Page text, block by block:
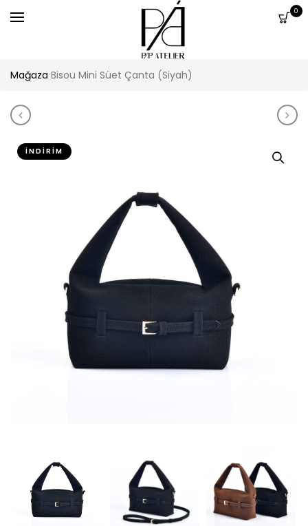
0
Mağaza Bisou Mini Süet Çanta (Siyah)
Product navigation
Bisou Mini Süet Çanta (Kahve)
İNDIRIM